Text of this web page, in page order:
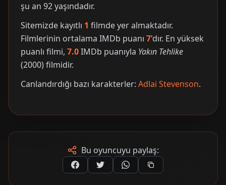
şu an 92 yaşındadır.
Sitemizde kayıtlı 1 filmde yer almaktadır.
Filmlerinin ortalama IMDb puanı 7'dır. En yüksek
puanlı filmi, 7.0IMDb puanıyla Yakın Tehlike
(2000) filmidir.
Canlandırdığı bazı karakterler: Adlai Stevenson.
Bu oyuncuyu paylaş: